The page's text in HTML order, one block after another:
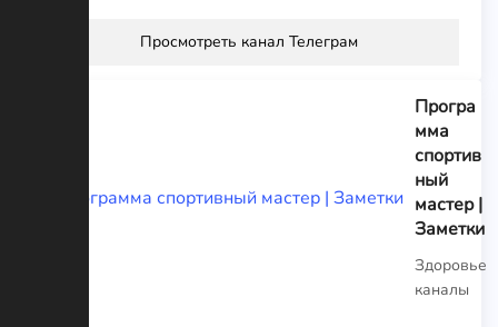
Просмотреть канал Телеграм
Програ
мма
спортив
ный
мастер |
Заметки
Здоровье
каналы